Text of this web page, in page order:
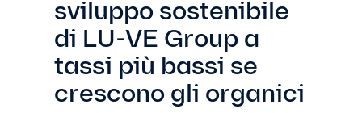
sviluppo sostenibile
di LU-VE Group a
tassi più bassi se
crescono gli organici